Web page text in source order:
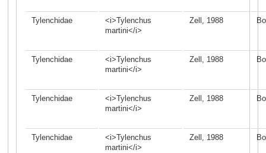
Tylenchidae
<i>Tylenchus
martini</i>
Zell, 1988
Tylenchidae
<i>Tylenchus
martini</i>
Zell, 1988
Tylenchidae
<i>Tylenchus
martini</i>
Zell, 1988
Tylenchidae
<i>Tylenchus
martini</i>
Zell, 1988